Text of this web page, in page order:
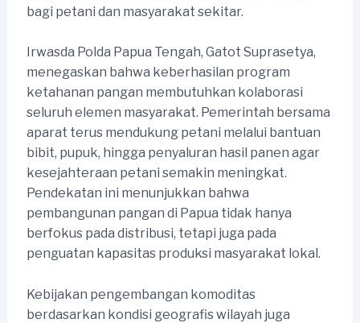
bagi petani dan masyarakat sekitar.
Irwasda Polda Papua Tengah, Gatot Suprasetya,
menegaskan bahwa keberhasilan program
ketahanan pangan membutuhkan kolaborasi
seluruh elemen masyarakat. Pemerintah bersama
aparat terus mendukung petani melalui bantuan
bibit, pupuk, hingga penyaluran hasil panen agar
kesejahteraan petani semakin meningkat.
Pendekatan ini menunjukkan bahwa
pembangunan pangan di Papua tidak hanya
berfokus pada distribusi, tetapi juga pada
penguatan kapasitas produksi masyarakat lokal.
Kebijakan pengembangan komoditas
berdasarkan kondisi geografis wilayah juga